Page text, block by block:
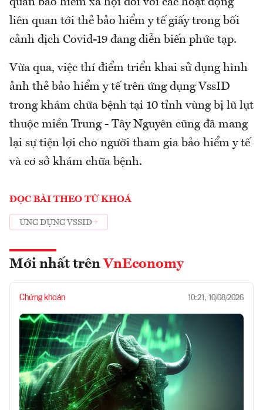
quan bảo hiểm xã hội đối với các hoạt động
liên quan tới thẻ bảo hiểm y tế giấy trong bối
cảnh dịch Covid-19 đang diễn biến phức tạp.
Vừa qua, việc thí điểm triển khai sử dụng hình
ảnh thẻ bảo hiểm y tế trên ứng dụng VssID
trong khám chữa bệnh tại 10 tỉnh vùng bị lũ lụt
thuộc miền Trung - Tây Nguyên cũng đã mang
lại sự tiện lợi cho người tham gia bảo hiểm y tế
và cơ sở khám chữa bệnh.
ĐỌC BÀI THEO TỪ KHOÁ
ỨNG DỤNG VSSID
Mới nhất trên VnEconomy
Chứng khoán 10:21, 10/08/2026